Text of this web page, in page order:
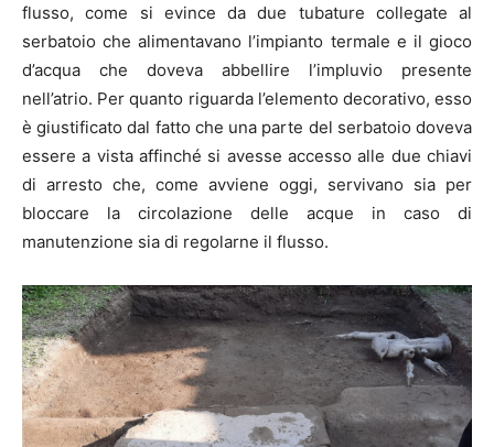
flusso, come si evince da due tubature collegate al
serbatoio che alimentavano l’impianto termale e il gioco
d’acqua che doveva abbellire l’impluvio presente
nell’atrio. Per quanto riguarda l’elemento decorativo, esso
è giustificato dal fatto che una parte del serbatoio doveva
essere a vista affinché si avesse accesso alle due chiavi
di arresto che, come avviene oggi, servivano sia per
bloccare la circolazione delle acque in caso di
manutenzione sia di regolarne il flusso.